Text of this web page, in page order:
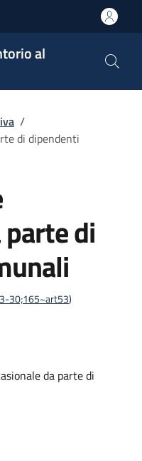
al
/
di dipendenti
di
30;165~art53)
da parte di